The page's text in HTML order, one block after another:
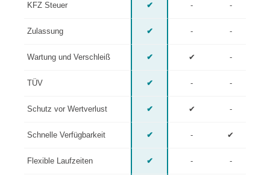
KFZ Steuer ✔ - -
Zulassung ✔ - -
Wartung und Verschleiß ✔ ✔ -
TÜV ✔ - -
Schutz vor Wertverlust ✔ ✔ -
Schnelle Verfügbarkeit ✔ - ✔
Flexible Laufzeiten ✔ - -